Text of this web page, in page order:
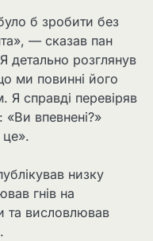
б зробити без
— сказав пан
детально розглянув
ми повинні його
Я справді перевіряв
«Ви впевнені?»
низку
гнів на
та висловлював